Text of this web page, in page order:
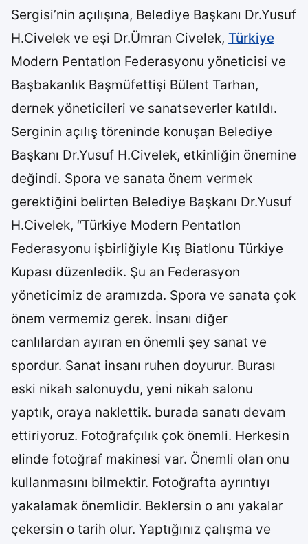
Sergisi’nin açılışına, Belediye Başkanı Dr.Yusuf
H.Civelek ve eşi Dr.Ümran Civelek, Türkiye
Modern Pentatlon Federasyonu yöneticisi ve
Başbakanlık Başmüfettişi Bülent Tarhan,
dernek yöneticileri ve sanatseverler katıldı.
Serginin açılış töreninde konuşan Belediye
Başkanı Dr.Yusuf H.Civelek, etkinliğin önemine
değindi. Spora ve sanata önem vermek
gerektiğini belirten Belediye Başkanı Dr.Yusuf
H.Civelek, “Türkiye Modern Pentatlon
Federasyonu işbirliğiyle Kış Biatlonu Türkiye
Kupası düzenledik. Şu an Federasyon
yöneticimiz de aramızda. Spora ve sanata çok
önem vermemiz gerek. İnsanı diğer
canlılardan ayıran en önemli şey sanat ve
spordur. Sanat insanı ruhen doyurur. Burası
eski nikah salonuydu, yeni nikah salonu
yaptık, oraya naklettik. burada sanatı devam
ettiriyoruz. Fotoğrafçılık çok önemli. Herkesin
elinde fotoğraf makinesi var. Önemli olan onu
kullanmasını bilmektir. Fotoğrafta ayrıntıyı
yakalamak önemlidir. Beklersin o anı yakalar
çekersin o tarih olur. Yaptığınız çalışma ve